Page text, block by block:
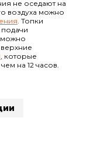
не оседают на
воздуха можно
. Топки
можно
, которые
на 12 часов.